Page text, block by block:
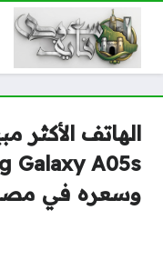
الهاتف الأكثر
وسعره في